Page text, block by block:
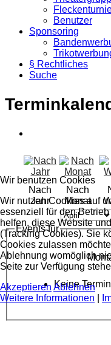
Benutzer
Sponsoring
§ Rechtliches
Suche
Nach
Jahr
Nach
Monat
Events für
Keine
Wir benutzen Cookies
Wir nutzen Cookies auf
essenziell für den
helfen, diese Website
(Tracking Cookies). Sie
Cookies zulassen
Ablehnung womöglich
Seite zur Verfügung
Akzeptieren Ablehnen
Weitere Informationen